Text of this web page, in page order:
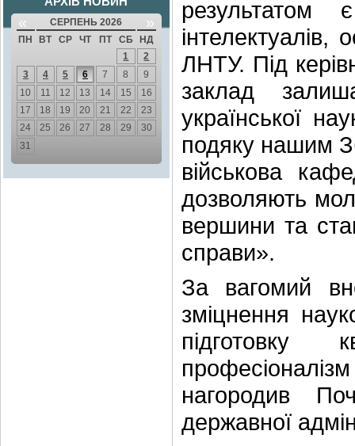
« СЕРПЕНЬ 2026 »
ПН ВТ СР ЧТ ПТ СБ
НД
1
2
3
4 5 6 7 8
9
10
11 12 13 14 15
16
17
18 19 20 21 22
23
24
25 26 27 28 29
30
31
результатом
ЛНТУ. Під
заклад
української
подяку нашим
військова
дозволяють
вершини та
справи».
За вагомий
зміцнення
підготовку
нагородив
державної